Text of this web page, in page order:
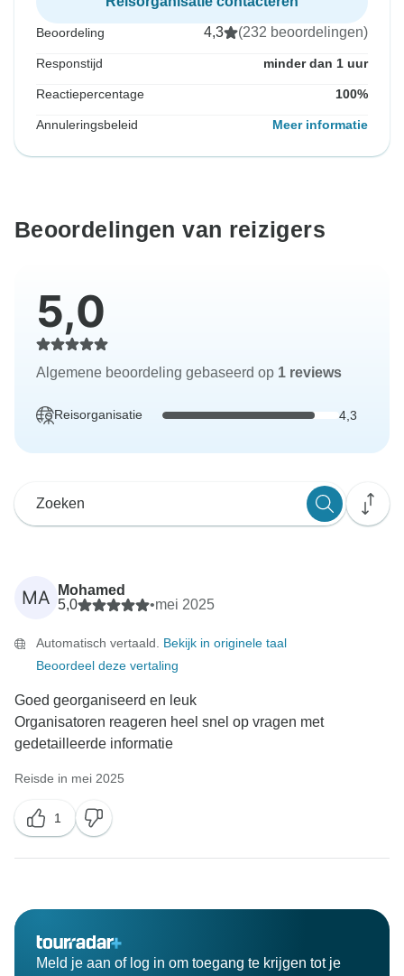
Beoordeling 4,3 (232 beoordelingen)
Responstijd minder dan 1 uur
Reactiepercentage 100%
Annuleringsbeleid Meer informatie
Beoordelingen van reizigers
5,0
Algemene beoordeling gebaseerd op 1 reviews
Reisorganisatie 4,3
MA
Mohamed
5,0
•mei 2025
Automatisch vertaald. Bekijk in originele taal
Beoordeel deze vertaling
Goed georganiseerd en leuk
Organisatoren reageren heel snel op vragen met
gedetailleerde informatie
Reisde in mei 2025
1
Meld je aan of log in om toegang te krijgen tot je